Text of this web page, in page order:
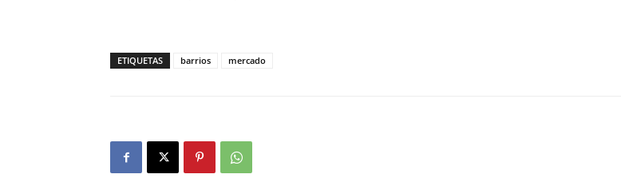
ETIQUETAS barrios mercado